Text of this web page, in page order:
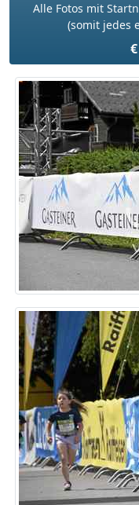
Alle Fotos mit
(somit jedes